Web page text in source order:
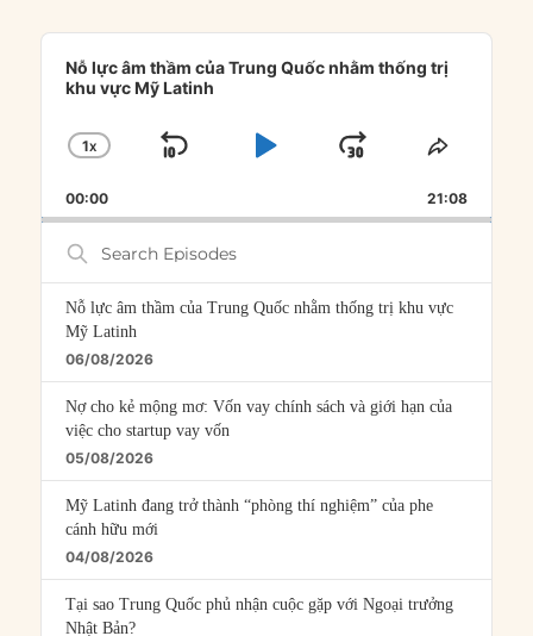
Audio
Player
Nỗ lực âm thầm của Trung Quốc nhằm thống trị
khu vực Mỹ Latinh
CHANGE
RATE
1X
SKIP
PLAYJUMP
FORWARD
SHARE
00:00 21:08
Search
Episodes
Nỗ lực âm thầm của Trung Quốc nhằm thống trị khu vực
Mỹ Latinh
06/08/2026
Nợ cho kẻ mộng mơ: Vốn vay chính sách và giới hạn của
việc cho startup vay vốn
05/08/2026
Mỹ Latinh đang trở thành “phòng thí nghiệm” của phe
cánh hữu mới
04/08/2026
Tại sao Trung Quốc phủ nhận cuộc gặp với Ngoại trưởng
Nhật Bản?